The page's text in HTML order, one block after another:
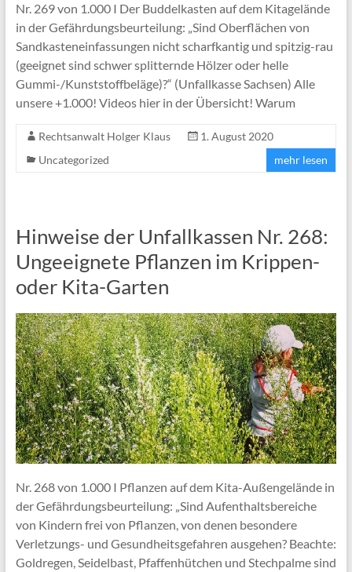
Nr. 269 von 1.000 I Der Buddelkasten auf dem Kitagelände
in der Gefährdungsbeurteilung: „Sind Oberflächen von
Sandkasteneinfassungen nicht scharfkantig und spitzig-rau
(geeignet sind schwer splitternde Hölzer oder helle
Gummi-/Kunststoffbeläge)?“ (Unfallkasse Sachsen) Alle
unsere +1.000! Videos hier in der Übersicht! Warum
Rechtsanwalt Holger Klaus
1. August 2020
Uncategorized
mehr lesen
Hinweise der Unfallkassen Nr. 268:
Ungeeignete Pflanzen im Krippen-
oder Kita-Garten
Nr. 268 von 1.000 I Pflanzen auf dem Kita-Außengelände in
der Gefährdungsbeurteilung: „Sind Aufenthaltsbereiche
von Kindern frei von Pflanzen, von denen besondere
Verletzungs- und Gesundheitsgefahren ausgehen? Beachte:
Goldregen, Seidelbast, Pfaffenhütchen und Stechpalme sind